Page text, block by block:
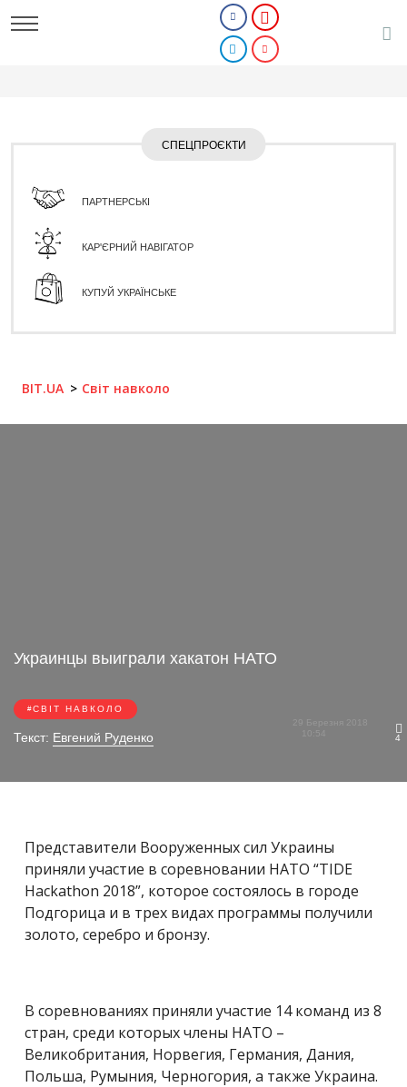
СПЕЦПРОЄКТИ
ПАРТНЕРСЬКІ
КАР'ЄРНИЙ НАВІГАТОР
КУПУЙ УКРАЇНСЬКЕ
BIT.UA Світ навколо
Украинцы выиграли хакатон НАТО
СВІТ НАВКОЛО
Текст: Евгений Руденко
29 Березня 2018
4
Представители Вооруженных сил Украины
приняли участие в соревновании НАТО “TIDE
Hackathon 2018”, которое состоялось в городе
Подгорица и в трех видах программы получили
золото, серебро и бронзу.
В соревнованиях приняли участие 14 команд из 8
стран, среди которых члены НАТО –
Великобритания, Норвегия, Германия, Дания,
Польша, Румыния, Черногория, а также Украина.